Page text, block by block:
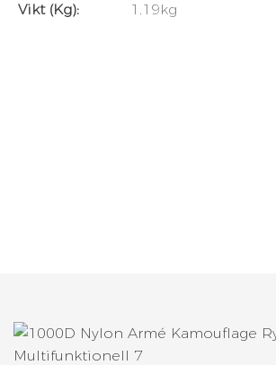
Vikt (kg):
1.19kg